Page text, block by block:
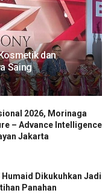
dan
Saing
2026, Morinaga
– Advance Intelligence
Jakarta
Humaid Dikukuhkan Jadi
Panahan